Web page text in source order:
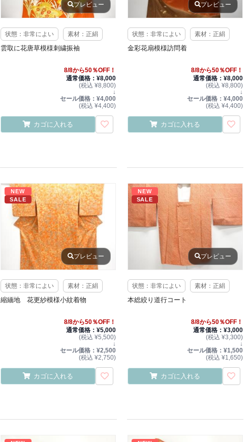
プレビュー
状態：非常によい 素材：正絹
雲取に花唐草模様刺繍振袖
8/8から50％OFF！
通常価格：¥8,000
(税込 ¥8,800)
↓
セール価格：¥4,000
(税込 ¥4,400)
カゴに入れる
プレビュー
状態：非常によい 素材：正絹
金彩花扇模様訪問着
8/8から50％OFF！
通常価格：¥8,000
(税込 ¥8,800)
↓
セール価格：¥4,000
(税込 ¥4,400)
カゴに入れる
NEW
SALE
プレビュー
状態：非常によい 素材：正絹
縮緬地 花更紗模様小紋着物
8/8から50％OFF！
通常価格：¥5,000
(税込 ¥5,500)
↓
セール価格：¥2,500
(税込 ¥2,750)
カゴに入れる
NEW
SALE
プレビュー
状態：非常によい 素材：正絹
本総絞り道行コート
8/8から50％OFF！
通常価格：¥3,000
(税込 ¥3,300)
↓
セール価格：¥1,500
(税込 ¥1,650)
カゴに入れる